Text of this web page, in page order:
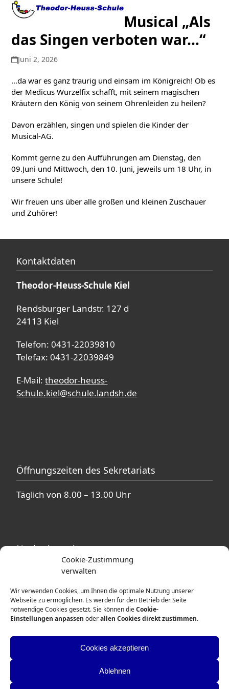
Cookie-Zustimmung
verwalten
Wir verwenden Cookies, um Ihnen die optimale Nutzung unserer
Webseite zu ermöglichen. Es werden für den Betrieb der Seite
notwendige Cookies gesetzt. Sie können dieCookie-
Einstellungen anpassen oderallen Cookies direkt zustimmen.
Cookies akzeptieren
Ablehnen
SkipOpen
menu
Close
menu
Musical „Als
das Singen verboten war…“
Juni 2, 2026
…da war es ganz traurig und einsam im Königreich! Ob es
der Medicus Wurzelfix schafft, mit seinem magischen
Kräutern den König von seinem Ohrenleiden zu heilen?
Davon erzählen, singen und spielen die Kinder der
Musical-AG.
Kommt gerne zu den Aufführungen am Dienstag, den
09.Juni und Mittwoch, den 10. Juni, jeweils um 18 Uhr, in
unsere Schule!
Wir freuen uns über alle großen und kleinen Zuschauer
und Zuhörer!
Kontaktdaten
Theodor-Heuss-Schule Kiel
Rendsburger Landstr. 127 d
24113 Kiel
Telefon: 0431-22039810
Telefax: 0431-22039849
E-Mail:theodor-heuss-
Schule.kiel@schule.landsh.de
Öffnungszeiten des Sekretariats
Täglich von 8.00 – 13.00 Uhr
Nachmittagsbetreuung
In unmittelbarer Nähe zur Theodor-Heuss-
Schule befinden sich mehrere
Betreuungsangebote. Ausführliche
Informationen erhalten Sie von den
Betreuerinnen und Betreuern der
entsprechenden Einrichtungen.